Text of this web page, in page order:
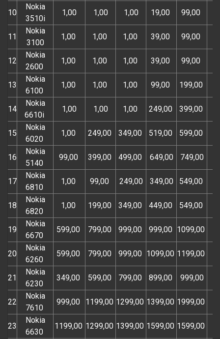
10
Nokia
3510i
1,00 1,00 1,00 19,00 99,00
11
Nokia
3100
1,00 1,00 1,00 39,00 99,00
12
Nokia
2600
1,00 1,00 1,00 39,00 99,00
13
Nokia
6100
1,00 1,00 1,00 99,00 199,00
14
Nokia
6610i
1,00 1,00 1,00 249,00 399,00
15
Nokia
6020
1,00 249,00 349,00 519,00 599,00
16
Nokia
5140
99,00 399,00 499,00 649,00 749,00
17
Nokia
6810
1,00 99,00 249,00 349,00 549,00
18
Nokia
6820
1,00 199,00 349,00 449,00 549,00
19
Nokia
6670
599,00 799,00 999,00 999,00 1099,00
20
Nokia
6260
599,00 799,00 999,00 1099,00 1199,00
21
Nokia
6230
349,00 599,00 799,00 899,00 999,00
22
Nokia
7610
999,00 1199,00 1299,00 1399,00 1999,00
23
Nokia
6630
1199,00 1299,00 1399,00 1599,00 1599,00